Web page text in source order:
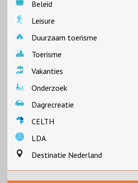
Beleid
Leisure
Duurzaam toerisme
Toerisme
Vakanties
Onderzoek
Dagrecreatie
CELTH
LDA
Destinatie Nederland